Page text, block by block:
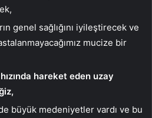
genel sağlığını iyileştirecek ve
mucize bir
hızında hareket eden uzay
büyük medeniyetler vardı ve bu